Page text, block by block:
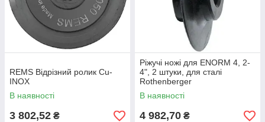
REMS Відрізний ролик Cu-
INOX
В наявності
3 802,52 ₴
Ріжучі ножі для ENORM 4, 2-
4", 2 штуки, для сталі
Rothenberger
В наявності
4 982,70 ₴